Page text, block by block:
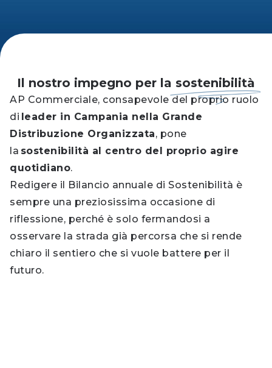
Il nostro impegno per la sostenibilità
AP Commerciale, consapevole del proprio ruolo
di leader in Campania nella Grande
Distribuzione Organizzata, pone
la sostenibilità al centro del proprio agire
quotidiano.
Redigere il Bilancio annuale di Sostenibilità è
sempre una preziosissima occasione di
riflessione, perché è solo fermandosi a
osservare la strada già percorsa che si rende
chiaro il sentiero che si vuole battere per il
futuro.